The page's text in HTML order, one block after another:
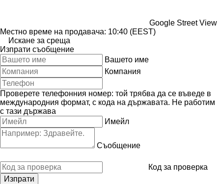
Google Street View
Местно време на продавача: 10:40 (EEST)
Искане за среща
Изпрати съобщение
Вашето име
Компания
Проверете телефонния номер: той трябва да се въведе в
международния формат, с кода на държавата. Не работим
с тази държава
Имейл
Съобщение
Код за проверка